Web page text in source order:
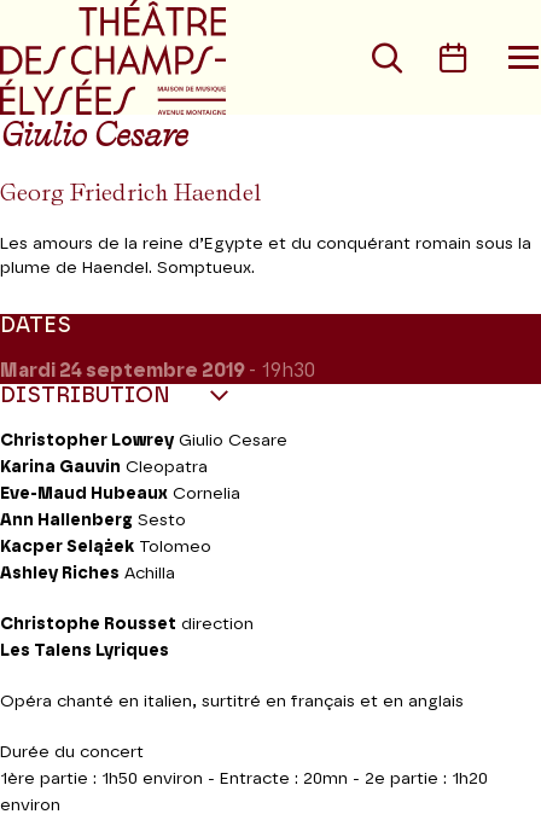
Aller au menu principal
Rechercher
Giulio Cesare
Georg Friedrich Haendel
Les amours de la reine d’Egypte et du conquérant romain sous la
plume de Haendel. Somptueux.
DATES
Mardi 24 septembre 2019 - 19h30
DISTRIBUTION
Christopher Lowrey Giulio Cesare
Karina Gauvin Cleopatra
Eve-Maud Hubeaux Cornelia
Ann Hallenberg Sesto
Kacper Selążek Tolomeo
Ashley Riches Achilla
Christophe Rousset direction
Les Talens Lyriques
Opéra chanté en italien, surtitré en français et en anglais
Durée du concert
1ère partie : 1h50 environ - Entracte : 20mn - 2e partie : 1h20
environ